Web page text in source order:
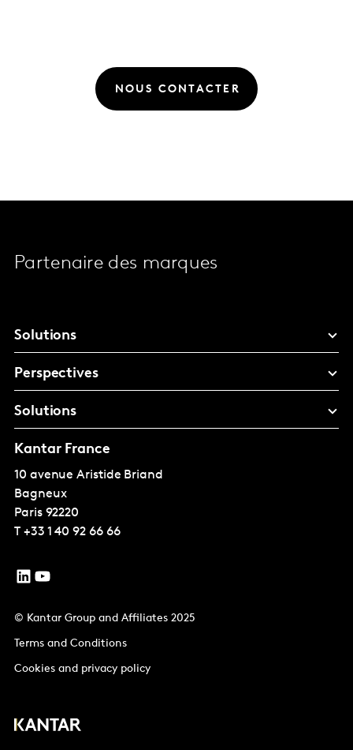
NOUS CONTACTER
Partenaire des marques
Solutions
Perspectives
Solutions
Kantar France
10 avenue Aristide Briand
Bagneux
Paris 92220
T +33 1 40 92 66 66
© Kantar Group and Affiliates 2025
Terms and Conditions
Cookies and privacy policy